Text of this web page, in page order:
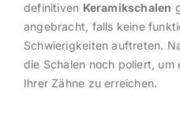
definitiven Keramikschalen
angebracht, falls keine
Schwierigkeiten auftreten.
die Schalen noch poliert, um
Ihrer Zähne zu erreichen.